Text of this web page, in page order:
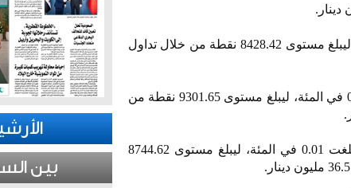
وارتفع مؤشر السوق الرئيسي 4.77 نقطة بنسبة بلغت 0.06 في المئة، ليبلغ مستوى 8428.42 نقطة من خلال تداول
وفي المقابل انخفض مؤشر السوق الأول 42.08 نقطة بنسبة بلغت 0.45 في المئة، ليبلغ مستوى 9301.65 نقطة من
في موازاة ذلك ارتفع مؤشر «رئيسي 50» بمقدار 0.49 نقطة بنسبة بلغت 0.01 في المئة، ليبلغ مستوى 8744.62
بين